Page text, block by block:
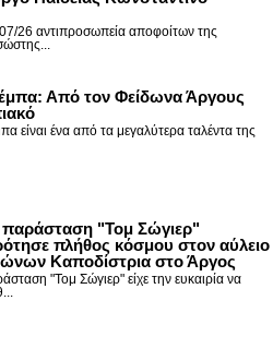
26 αντιπροσωπεία αποφοίτων της
Από τον Φείδωνα Άργους
είναι ένα από τα μεγαλύτερα ταλέντα της
παράσταση "Τομ Σώγιερ"
πλήθος κόσμου στον αύλειο
Καποδίστρια στο Άργος
"Τομ Σώγιερ" είχε την ευκαιρία να